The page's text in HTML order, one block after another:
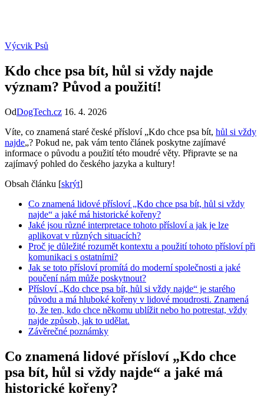
Výcvik Psů
Kdo chce psa bít, hůl si vždy najde
význam? Původ a použití!
OdDogTech.cz 16. 4. 2026
Víte, co znamená staré české přísloví „Kdo chce psa bít, hůl si vždy
najde„? Pokud ne, pak vám tento článek poskytne zajímavé
informace o původu a použití této moudré věty. Připravte se na
zajímavý pohled do českého jazyka a kultury!
Obsah článku [skrýt]
Co znamená lidové přísloví „Kdo chce psa bít, hůl si vždy
najde“ a jaké má historické kořeny?
Jaké jsou různé interpretace tohoto přísloví a jak je lze
aplikovat v různých situacích?
Proč je důležité rozumět kontextu a použití tohoto přísloví při
komunikaci s ostatními?
Jak se toto přísloví promítá do moderní společnosti a jaké
poučení nám může poskytnout?
Přísloví „Kdo chce psa bít, hůl si vždy najde“ je starého
původu a má hluboké kořeny v lidové moudrosti. Znamená
to, že ten, kdo chce někomu ublížit nebo ho potrestat, vždy
najde způsob, jak to udělat.
Závěrečné poznámky
Co znamená lidové přísloví „Kdo chce
psa bít, hůl si vždy najde“ a jaké má
historické kořeny?